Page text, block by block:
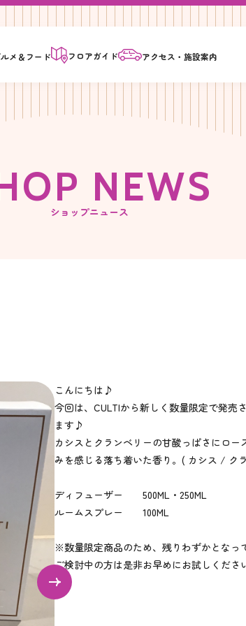
メ＆ フード フロアガイド アクセス・施設案内
OP NEWS
ショップニュース
こんにちは♪
今回は、CULTIから新しく数量限定で発売
ます♪
カシスとクランベリーの甘酸っぱさにロ
みを感じる落ち着いた香り。( カシス /
ディフューザー 500ML・250ML
ルームスプレー 100ML
※数量限定商品のため、残りわずかとなっ
ご検討中の方は是非お早めにお試しくだ